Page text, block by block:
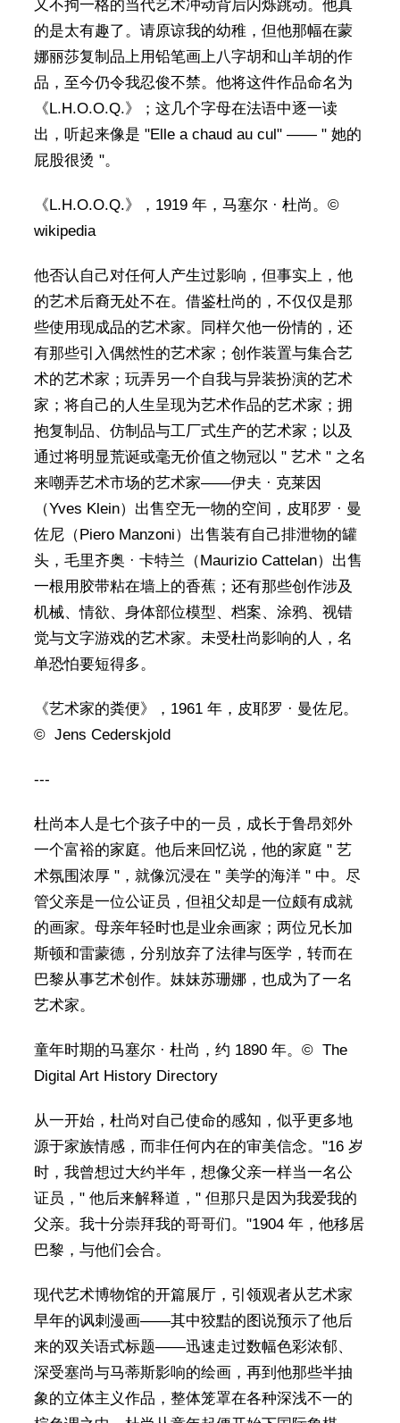
又不拘一格的当代艺术冲动背后闪烁跳动。他真
的是太有趣了。请原谅我的幼稚，但他那幅在蒙
娜丽莎复制品上用铅笔画上八字胡和山羊胡的作
品，至今仍令我忍俊不禁。他将这件作品命名为
《L.H.O.O.Q.》；这几个字母在法语中逐一读
出，听起来像是 "Elle a chaud au cul" —— " 她的
屁股很烫 "。
《L.H.O.O.Q.》，1919 年，马塞尔 · 杜尚。©
wikipedia
他否认自己对任何人产生过影响，但事实上，他
的艺术后裔无处不在。借鉴杜尚的，不仅仅是那
些使用现成品的艺术家。同样欠他一份情的，还
有那些引入偶然性的艺术家；创作装置与集合艺
术的艺术家；玩弄另一个自我与异装扮演的艺术
家；将自己的人生呈现为艺术作品的艺术家；拥
抱复制品、仿制品与工厂式生产的艺术家；以及
通过将明显荒诞或毫无价值之物冠以 " 艺术 " 之名
来嘲弄艺术市场的艺术家——伊夫 · 克莱因
（Yves Klein）出售空无一物的空间，皮耶罗 · 曼
佐尼（Piero Manzoni）出售装有自己排泄物的罐
头，毛里齐奥 · 卡特兰（Maurizio Cattelan）出售
一根用胶带粘在墙上的香蕉；还有那些创作涉及
机械、情欲、身体部位模型、档案、涂鸦、视错
觉与文字游戏的艺术家。未受杜尚影响的人，名
单恐怕要短得多。
《艺术家的粪便》，1961 年，皮耶罗 · 曼佐尼。
© Jens Cederskjold
---
杜尚本人是七个孩子中的一员，成长于鲁昂郊外
一个富裕的家庭。他后来回忆说，他的家庭 " 艺
术氛围浓厚 "，就像沉浸在 " 美学的海洋 " 中。尽
管父亲是一位公证员，但祖父却是一位颇有成就
的画家。母亲年轻时也是业余画家；两位兄长加
斯顿和雷蒙德，分别放弃了法律与医学，转而在
巴黎从事艺术创作。妹妹苏珊娜，也成为了一名
艺术家。
童年时期的马塞尔 · 杜尚，约 1890 年。© The
Digital Art History Directory
从一开始，杜尚对自己使命的感知，似乎更多地
源于家族情感，而非任何内在的审美信念。"16 岁
时，我曾想过大约半年，想像父亲一样当一名公
证员，" 他后来解释道，" 但那只是因为我爱我的
父亲。我十分崇拜我的哥哥们。"1904 年，他移居
巴黎，与他们会合。
现代艺术博物馆的开篇展厅，引领观者从艺术家
早年的讽刺漫画——其中狡黠的图说预示了他后
来的双关语式标题——迅速走过数幅色彩浓郁、
深受塞尚与马蒂斯影响的绘画，再到他那些半抽
象的立体主义作品，整体笼罩在各种深浅不一的